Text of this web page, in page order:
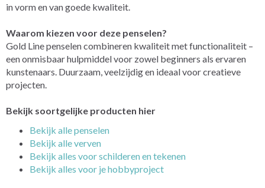
in vorm en van goede kwaliteit.
Waarom kiezen voor deze penselen?
Gold Line penselen combineren kwaliteit met functionaliteit –
een onmisbaar hulpmiddel voor zowel beginners als ervaren
kunstenaars. Duurzaam, veelzijdig en ideaal voor creatieve
projecten.
Bekijk soortgelijke producten hier
Bekijk alle penselen
Bekijk alle verven
Bekijk alles voor schilderen en tekenen
Bekijk alles voor je hobbyproject